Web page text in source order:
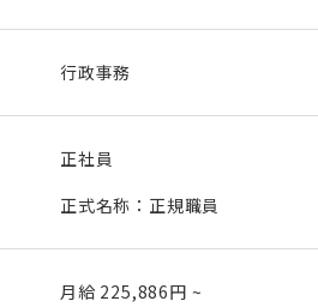
行政事務
正社員
正式名称：正規職員
月給 225,886円 ~